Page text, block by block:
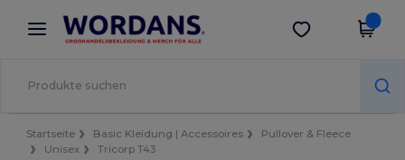
× Wordans App
Bessere Preise in der App!
App holen
Startseite Basic Kleidung | Accessoires
Pullover & Fleece
Unisex
Tricorp T43